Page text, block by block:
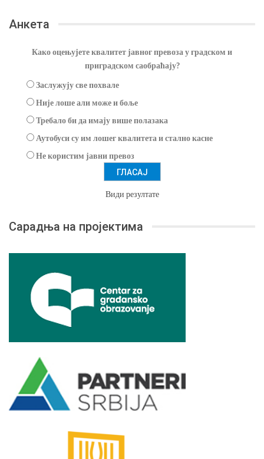
Анкета
Како оцењујете квалитет јавног превоза у градском и
приградском саобраћају?
Заслужују све похвале
Није лоше али може и боље
Требало би да имају више полазака
Аутобуси су им лошег квалитета и стално касне
Не користим јавни превоз
Види резултате
Сарадња на пројектима